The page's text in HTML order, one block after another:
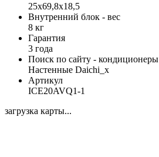
25x69,8x18,5
Внутренний блок - вес
8 кг
Гарантия
3 года
Поиск по сайту - кондиционеры
Настенные Daichi_x
Артикул
ICE20AVQ1-1
загрузка карты...